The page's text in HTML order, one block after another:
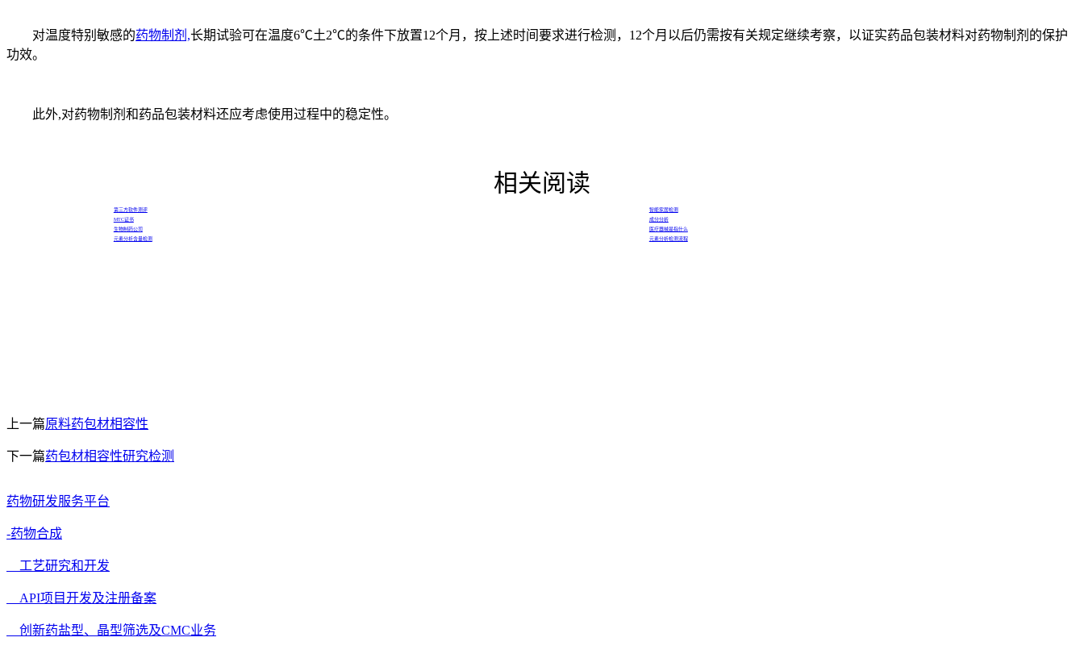
对温度特别敏感的药物制剂,长期试验可在温度6℃土2℃的条件下放置12个月，按上述时间要求进行检测，12个月以后仍需按有关规定继续考察，以证实药品包装材料对药物制剂的保护
功效。
此外,对药物制剂和药品包装材料还应考虑使用过程中的稳定性。
相关阅读
第三方软件测评
智能家居检测
MTC证书
成分分析
生物制药公司
医疗器械是指什么
元素分析含量检测
元素分析检测流程
上一篇原料药包材相容性
下一篇药包材相容性研究检测
药物研发服务平台
-药物合成
工艺研究和开发
API项目开发及注册备案
创新药盐型、晶型筛选及CMC业务